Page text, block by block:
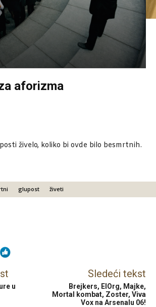
aforizma
živelo, koliko bi ovde bilo besmrtnih.
glupost živeti
u
Sledeći tekst
Brejkers, ElOrg, Majke,
Mortal kombat, Zoster, Viva
Vox na Arsenalu 06!